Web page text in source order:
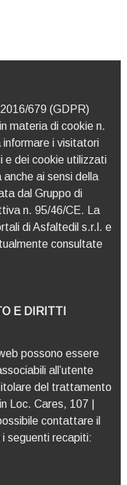
679 (GDPR)
materia di cookie n.
informare i visitatori
e dei cookie utilizzati
ai sensi della
dal Gruppo di
n. 95/46/CE. La
di Asfaltedil s.r.l. e
consultate
E DIRITTI
possono essere
all’utente
del trattamento
Loc. Cares, 107 |
contattare il
seguenti recapiti: